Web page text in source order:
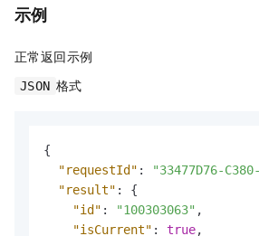
示例
正常返回示例
JSON 格式
{
"requestId" :
"33477D76-
"result" :
{
"id" : "100303063" ,
"isCurrent" : true,